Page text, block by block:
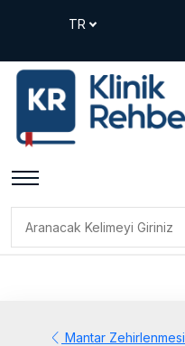
Mantar Zehirlenmesi